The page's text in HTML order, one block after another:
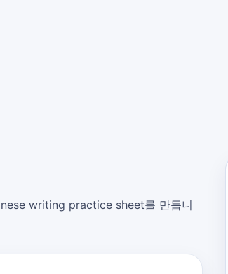
writing practice sheet를 만듭니